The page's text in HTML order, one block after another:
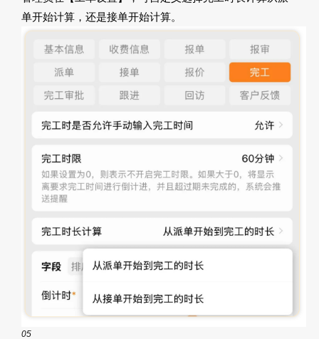
单开始计算，还是接单开始计算。
05